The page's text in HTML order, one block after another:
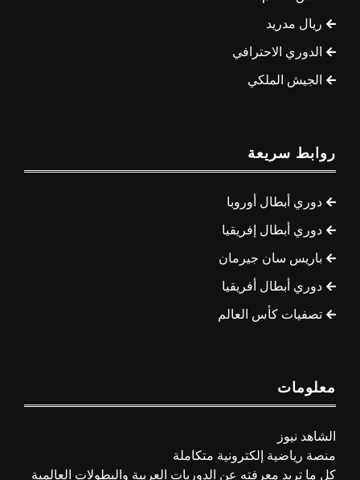
ريال مدريد
الدوري الاحترافي
الجيش الملكي
روابط سريعة
دوري أبطال أوروبا
دوري أبطال إفريقيا
باريس سان جيرمان
دوري أبطال أفريقيا
تصفيات كأس العالم
معلومات
الشاهد نيوز
منصة رياضية إلكترونية متكاملة
كل ما تريد معرفته عن الدوريات العربية والبطولات العالمية